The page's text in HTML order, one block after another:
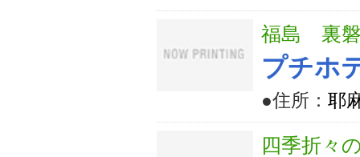
福島 裏
プチホ
●住所： 耶
四季折々